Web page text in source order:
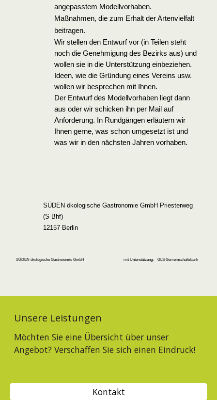
angepasstem Modellvorhaben.
Maßnahmen, die zum Erhalt der Artenvielfalt
beitragen.
Wir stellen den Entwurf vor (in Teilen steht
noch die Genehmigung des Bezirks aus) und
wollen sie in die Unterstützung einbeziehen.
Ideen, wie die Gründung eines Vereins usw.
wollen wir besprechen mit Ihnen.
Der Entwurf des Modellvorhaben liegt dann
aus oder wir schicken ihn per Mail auf
Anforderung. In Rundgängen erläutern wir
Ihnen gerne, was schon umgesetzt ist und
was wir in den nächsten Jahren vorhaben.
SÜDEN ökologische Gastronomie GmbH Priesterweg
(S-Bhf)
12157 Berlin
SÜDEN ökologische Gastronomie GmbH mit Unterstützung: GLS Gemeinschaftsbank
Unsere Leistungen
Möchten Sie eine Übersicht über unser
Angebot? Verschaffen Sie sich einen Eindruck!
Kontakt